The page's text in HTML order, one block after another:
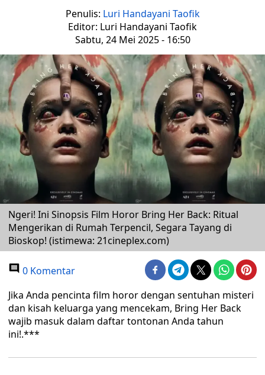
Penulis: Luri Handayani Taofik
Editor: Luri Handayani Taofik
Sabtu, 24 Mei 2025 - 16:50
Ngeri! Ini Sinopsis Film Horor Bring Her Back: Ritual
Mengerikan di Rumah Terpencil, Segara Tayang di
Bioskop! (istimewa: 21cineplex.com)
0 Komentar
Jika Anda pencinta film horor dengan sentuhan misteri
dan kisah keluarga yang mencekam, Bring Her Back
wajib masuk dalam daftar tontonan Anda tahun
ini!.***